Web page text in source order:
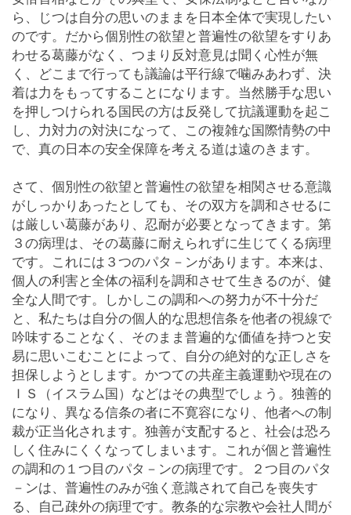
ら、じつは自分の思いのままを日本全体で実現したい
のです。だから個別性の欲望と普遍性の欲望をすりあ
わせる葛藤がなく、つまり反対意見は聞く心性が無
く、どこまで行っても議論は平行線で噛みあわず、決
着は力をもってすることになります。当然勝手な思い
を押しつけられる国民の方は反発して抗議運動を起こ
し、力対力の対決になって、この複雑な国際情勢の中
で、真の日本の安全保障を考える道は遠のきます。
さて、個別性の欲望と普遍性の欲望を相関させる意識
がしっかりあったとしても、その双方を調和させるに
は厳しい葛藤があり、忍耐が必要となってきます。第
３の病理は、その葛藤に耐えられずに生じてくる病理
です。これには３つのパタ－ンがあります。本来は、
個人の利害と全体の福利を調和させて生きるのが、健
全な人間です。しかしこの調和への努力が不十分だ
と、私たちは自分の個人的な思想信条を他者の視線で
吟味することなく、そのまま普遍的な価値を持つと安
易に思いこむことによって、自分の絶対的な正しさを
担保しようとします。かつての共産主義運動や現在の
ＩＳ（イスラム国）などはその典型でしょう。独善的
になり、異なる信条の者に不寛容になり、他者への制
裁が正当化されます。独善が支配すると、社会は恐ろ
しく住みにくくなってしまいます。これが個と普遍性
の調和の１つ目のパタ－ンの病理です。２つ目のパタ
－ンは、普遍性のみが強く意識されて自己を喪失す
る、自己疎外の病理です。教条的な宗教や会社人間が